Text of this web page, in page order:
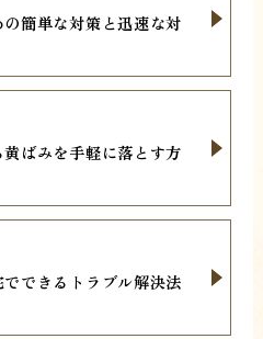
簡単な対策と迅速な対
ばみを手軽に落とす方
できるトラブル解決法